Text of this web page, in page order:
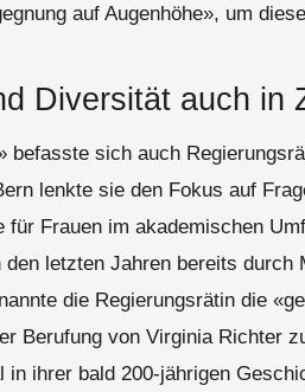
auf Augenhöhe», um
Diversität auch in
befasste sich auch
lenkte sie den Fokus auf
Frauen im akademischen
letzten Jahren bereits durch
die Regierungsrätin die
Berufung von Virginia Richter
in ihrer bald 200-jährigen